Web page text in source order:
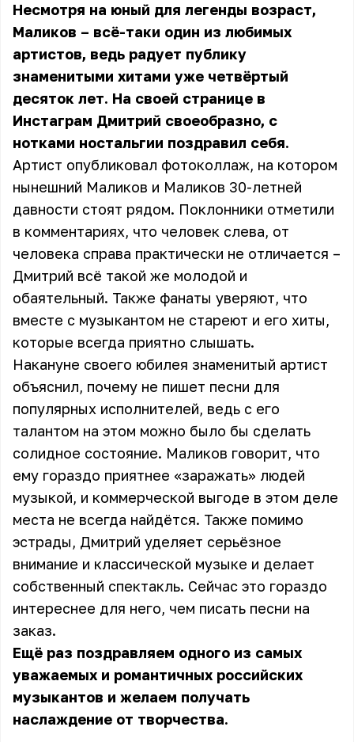
Несмотря на юный для легенды возраст,
Маликов – всё-таки один из любимых
артистов, ведь радует публику
знаменитыми хитами уже четвёртый
десяток лет. На своей странице в
Инстаграм Дмитрий своеобразно, с
нотками ностальгии поздравил себя.
Артист опубликовал фотоколлаж, на котором
нынешний Маликов и Маликов 30-летней
давности стоят рядом. Поклонники отметили
в комментариях, что человек слева, от
человека справа практически не отличается –
Дмитрий всё такой же молодой и
обаятельный. Также фанаты уверяют, что
вместе с музыкантом не стареют и его хиты,
которые всегда приятно слышать.
Накануне своего юбилея знаменитый артист
объяснил, почему не пишет песни для
популярных исполнителей, ведь с его
талантом на этом можно было бы сделать
солидное состояние. Маликов говорит, что
ему гораздо приятнее «заражать» людей
музыкой, и коммерческой выгоде в этом деле
места не всегда найдётся. Также помимо
эстрады, Дмитрий уделяет серьёзное
внимание и классической музыке и делает
собственный спектакль. Сейчас это гораздо
интереснее для него, чем писать песни на
заказ.
Ещё раз поздравляем одного из самых
уважаемых и романтичных российских
музыкантов и желаем получать
наслаждение от творчества.